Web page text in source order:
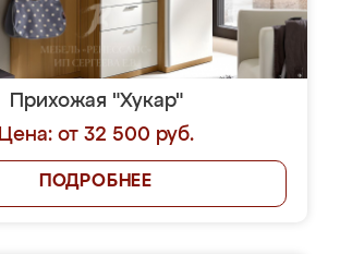
Прихожая "Хукар"
Цена: от 32 500 руб.
ПОДРОБНЕЕ